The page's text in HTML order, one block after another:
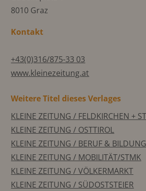
8010 Graz
Kontakt
+43(0)316/875-33 03
www.kleinezeitung.at
Weitere Titel dieses Verlages
KLEINE ZEITUNG / FELDKIRCHEN +
KLEINE ZEITUNG / OSTTIROL
KLEINE ZEITUNG / BERUF &
KLEINE ZEITUNG / MOBILITÄT/STMK
KLEINE ZEITUNG / VÖLKERMARKT
KLEINE ZEITUNG / SÜDOSTSTEIER